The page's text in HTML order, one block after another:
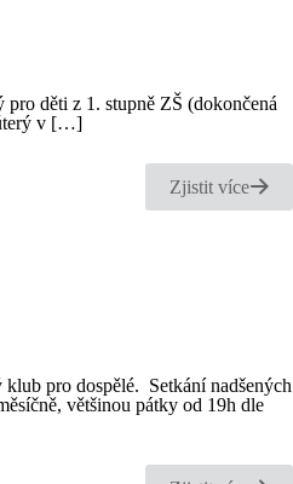
děti z 1. stupně ZŠ (dokončená
v […]
Zjistit více
pro dospělé. Setkání nadšených
většinou pátky od 19h dle